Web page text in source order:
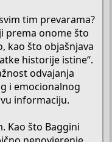
tim prevarama?
prema onome što
kao što objašnjava
historije istine“.
odvajanja
i emocionalnog
informaciju.
Kao što Baggini